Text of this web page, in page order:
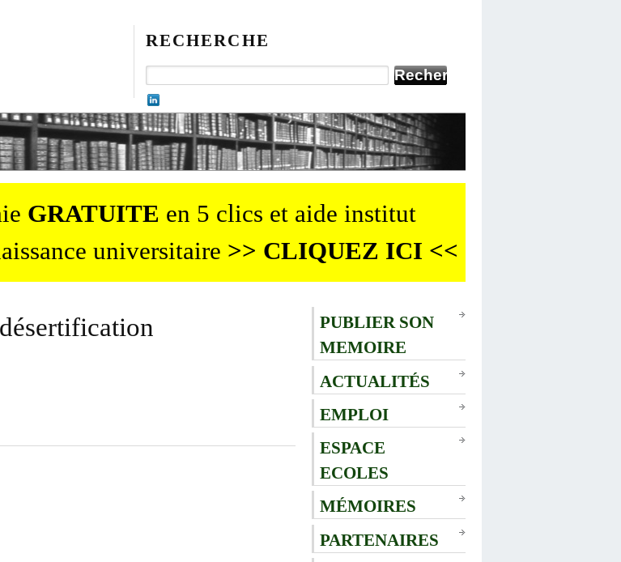
RECHERCHE
GRATUITE en 5 clics et aide institut
universitaire >> CLIQUEZ ICI <<
PUBLIER SON
MEMOIRE
ACTUALITÉS
EMPLOI
ESPACE
ECOLES
MÉMOIRES
PARTENAIRES